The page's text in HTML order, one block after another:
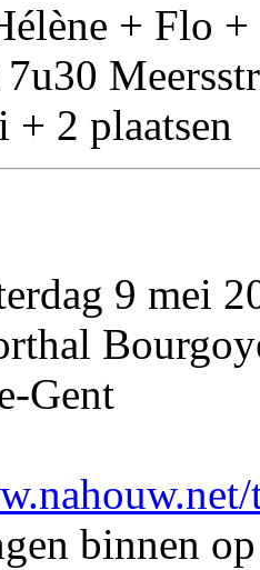
+ Flo +
2 plaatsen
9 mei
Gent
binnen